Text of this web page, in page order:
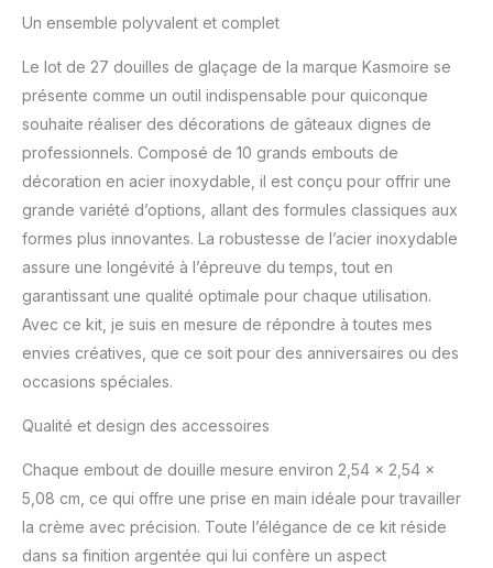
divers
pâtisserie et embout de
santé : fabriqué en acier
inoxydable 304 de
qualité alimentaire, sûr et
longue durée de vie.
Pratique : facile à utiliser
et à nettoyer, passe au
lave-vaisselle (avec
Utilisation : la douille de
glaçage de crème pour
injecter le remplissage
dans le gâteau. Convient
vacances, tels que des
cupcakes, des
cet ensemble de douilles
pour décoration de
gâteaux est non
Un ensemble polyvalent et complet
Le lot de 27 douilles de glaçage de la marque Kasmoire se
présente comme un outil indispensable pour quiconque
souhaite réaliser des décorations de gâteaux dignes de
professionnels. Composé de 10 grands embouts de
décoration en acier inoxydable, il est conçu pour offrir une
grande variété d’options, allant des formules classiques aux
formes plus innovantes. La robustesse de l’acier inoxydable
assure une longévité à l’épreuve du temps, tout en
garantissant une qualité optimale pour chaque utilisation.
Avec ce kit, je suis en mesure de répondre à toutes mes
envies créatives, que ce soit pour des anniversaires ou des
occasions spéciales.
Qualité et design des accessoires
Chaque embout de douille mesure environ 2,54 x 2,54 x
5,08 cm, ce qui offre une prise en main idéale pour travailler
la crème avec précision. Toute l’élégance de ce kit réside
dans sa finition argentée qui lui confère un aspect